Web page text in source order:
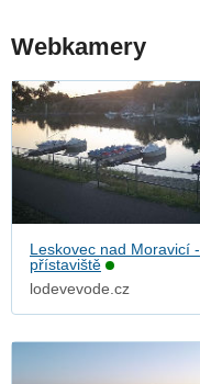
Webkamery
Leskovec nad Moravicí -
přístaviště
lodevevode.cz